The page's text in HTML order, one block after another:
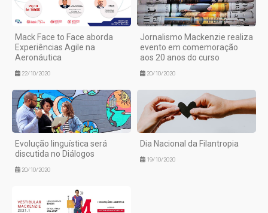
Mack Face to Face aborda
Experiências Agile na
Aeronáutica
22/10/2020
Jornalismo Mackenzie realiza
evento em comemoração
aos 20 anos do curso
20/10/2020
Evolução linguística será
discutida no Diálogos
20/10/2020
Dia Nacional da Filantropia
19/10/2020